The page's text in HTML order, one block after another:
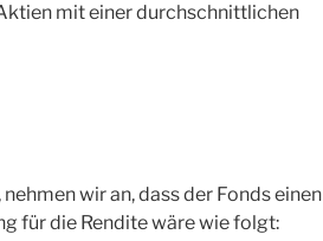
mit einer durchschnittlichen
wir an, dass der Fonds einen
für die Rendite wäre wie folgt: